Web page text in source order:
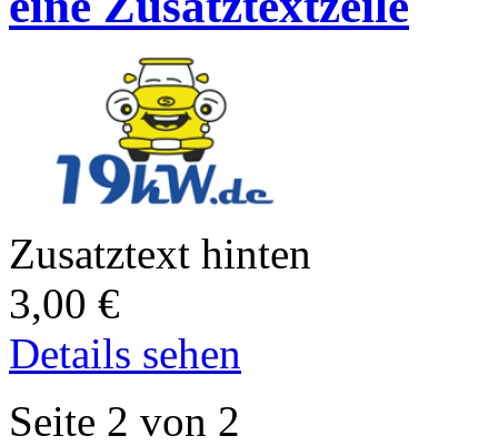
Zusatztext hinten
3,00 €
Details sehen
Seite 2 von 2